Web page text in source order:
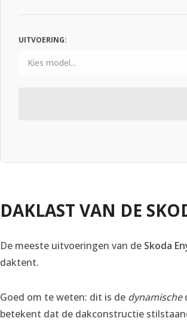
UITVOERING:
DAKLAST VAN DE
De meeste uitvoeringen van de Skoda
daktent.
Goed om te weten: dit is de dynamische
betekent dat de dakconstructie